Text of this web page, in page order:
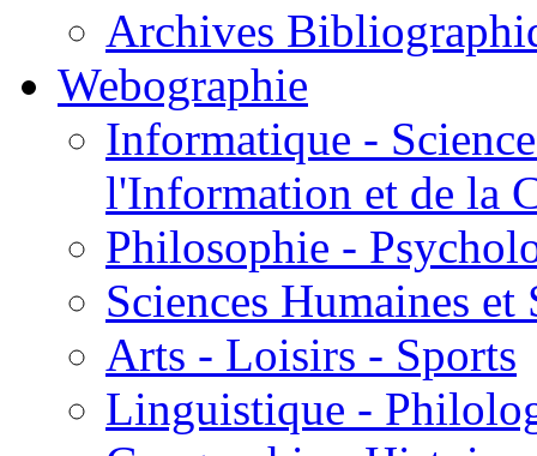
Archives
Webographie
Informatique -
l'Information et de la
Philosophie -
Sciences Humaines et
Arts - Loisirs - Sports
Linguistique -